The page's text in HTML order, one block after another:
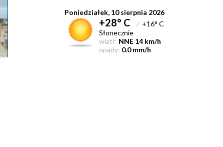
Poniedziałek, 10 sierpnia 2026
+28° C / +16° C
Słonecznie
wiatr: NNE 14 km/h
opady: 0.0 mm/h